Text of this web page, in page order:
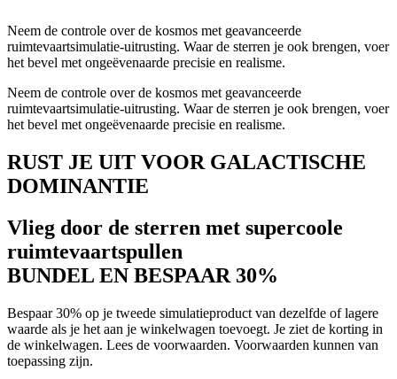
Neem de controle over de kosmos met geavanceerde
ruimtevaartsimulatie-uitrusting. Waar de sterren je ook brengen, voer
het bevel met ongeëvenaarde precisie en realisme.
Neem de controle over de kosmos met geavanceerde
ruimtevaartsimulatie-uitrusting. Waar de sterren je ook brengen, voer
het bevel met ongeëvenaarde precisie en realisme.
RUST JE UIT VOOR GALACTISCHE
DOMINANTIE
Vlieg door de sterren met supercoole
ruimtevaartspullen
BUNDEL EN BESPAAR 30%
Bespaar 30% op je tweede simulatieproduct van dezelfde of lagere
waarde als je het aan je winkelwagen toevoegt. Je ziet de korting in
de winkelwagen. Lees de voorwaarden. Voorwaarden kunnen van
toepassing zijn.